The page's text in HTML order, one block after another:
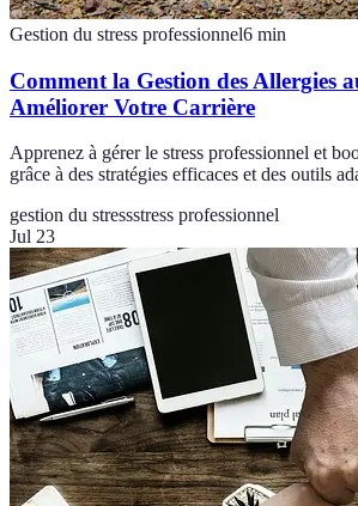
Gestion du stress professionnel6 min
Comment la Gestion des Allergies
Améliorer Votre Carrière
Apprenez à gérer le stress professionnel et
grâce à des stratégies efficaces et des outils
gestion du stressstress professionnel
Jul 23